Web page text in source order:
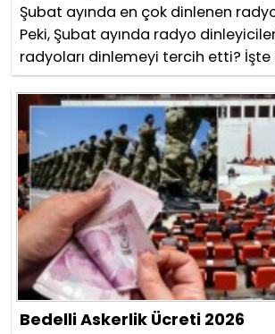
Şubat ayında en çok dinlenen
Peki, Şubat ayında radyo
radyoları dinlemeyi tercih etti? İşte
Bedelli Askerlik Ücreti 2026